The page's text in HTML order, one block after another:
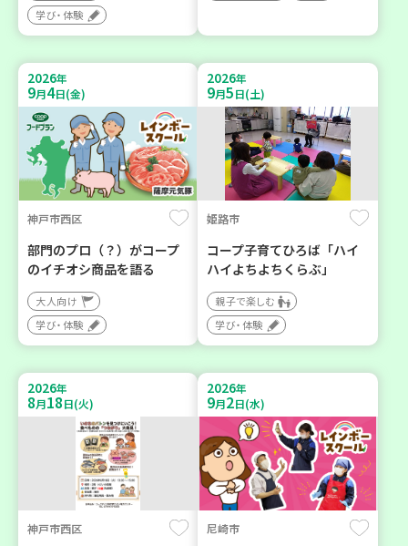
学び・体験
2026年
9月4日(金)
神戸市西区
部門のプロ（？）がコープ
のイチオシ商品を語る
大人向け
学び・体験
2026年
9月5日(土)
姫路市
コープ子育てひろば「ハイ
ハイよちよちくらぶ」
親子で楽しむ
学び・体験
2026年
8月18日(火)
神戸市西区
2026年
9月2日(水)
尼崎市